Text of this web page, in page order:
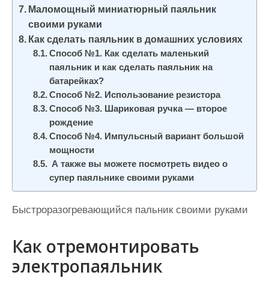
Маломощный миниатюрный паяльник
своими руками
Как сделать паяльник в домашних условиях
Способ №1. Как сделать маленький
паяльник и как сделать паяльник на
батарейках?
Способ №2. Использование резистора
Способ №3. Шариковая ручка — второе
рождение
Способ №4. Импульсный вариант большой
мощности
А также вы можете посмотреть видео о
супер паяльнике своими руками
Быстроразогревающийся пальник своими руками
Как отремонтировать
электропаяльник